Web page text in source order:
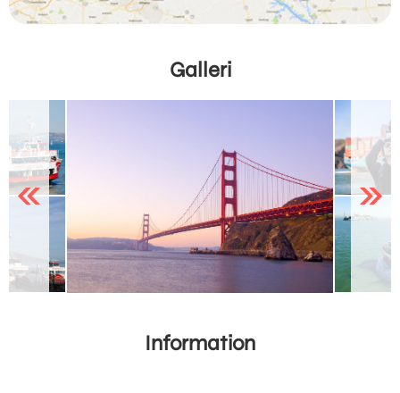
Galleri
Previous Next
Information